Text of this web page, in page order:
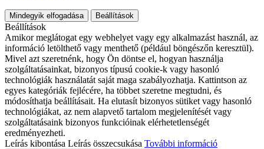
Mindegyik elfogadása Beállítások
Beállítások
Amikor meglátogat egy webhelyet vagy egy alkalmazást használ, az
információ letölthető vagy menthető (például böngészőn keresztül).
Mivel azt szeretnénk, hogy Ön döntse el, hogyan használja
szolgáltatásainkat, bizonyos típusú cookie-k vagy hasonló
technológiák használatát saját maga szabályozhatja. Kattintson az
egyes kategóriák fejlécére, ha többet szeretne megtudni, és
módosíthatja beállításait. Ha elutasít bizonyos sütiket vagy hasonló
technológiákat, az nem alapvető tartalom megjelenítését vagy
szolgáltatásaink bizonyos funkcióinak elérhetetlenségét
eredményezheti.
Leírás kibontása Leírás összecsukása További információ